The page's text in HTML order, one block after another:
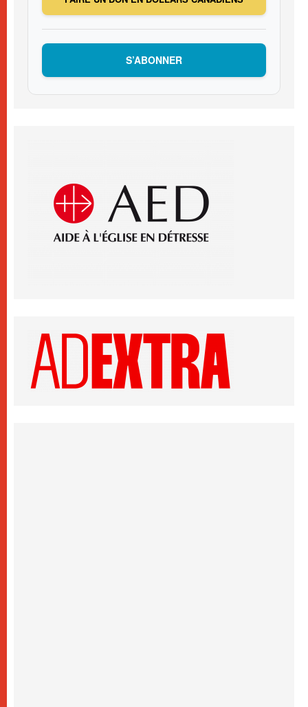
S’ABONNER